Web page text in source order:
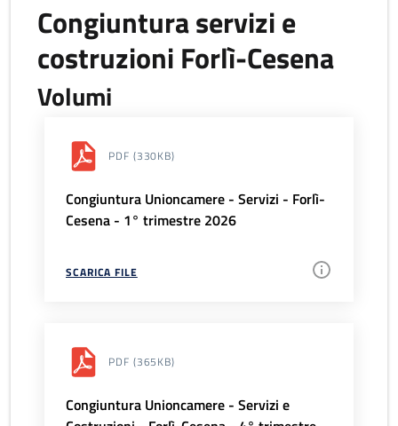
Congiuntura servizi e
costruzioni Forlì-Cesena
Volumi
PDF (330KB)
Congiuntura Unioncamere - Servizi - Forlì-
Cesena - 1° trimestre 2026
SCARICA FILE
PDF (365KB)
Congiuntura Unioncamere - Servizi e